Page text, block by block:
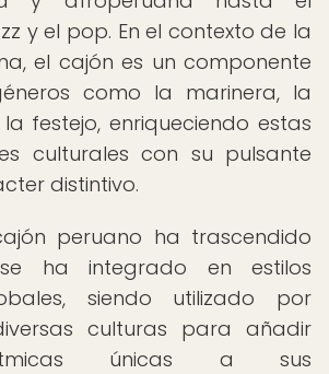
y el pop. En el contexto de la
el cajón es un componente
como la marinera, la
festejo, enriqueciendo estas
culturales con su pulsante
distintivo.
peruano ha trascendido
ha integrado en estilos
siendo utilizado por
culturas para añadir
únicas a sus